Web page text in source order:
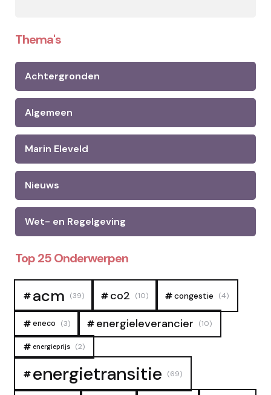
Thema's
Achtergronden
Algemeen
Marin Eleveld
Nieuws
Wet- en Regelgeving
Top 25 Onderwerpen
acm (39) co2 (10) congestie (4)
eneco (3) energieleverancier (10)
energieprijs (2)
energietransitie (69)